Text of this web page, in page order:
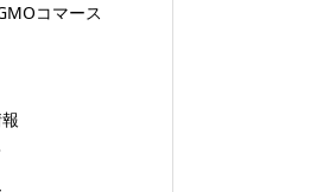
コマース